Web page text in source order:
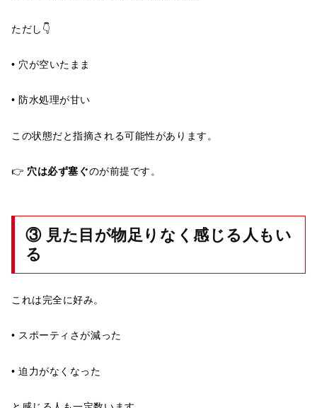
ただし👇
• 穴が空いたまま
• 防水処理が甘い
この状態だと指摘される可能性があります。
👉 穴は必ず塞ぐのが前提です。
③ 見た目が物足りなく感じる人もい
る
これは完全に好み。
• スポーティさが減った
• 迫力がなくなった